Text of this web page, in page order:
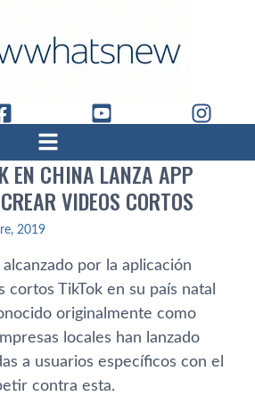
EN CHINA LANZA APP
VIDEOS CORTOS
2019
por la aplicación
cortos TikTok en su país natal
originalmente como
locales han lanzado
a usuarios específicos con el
contra esta.